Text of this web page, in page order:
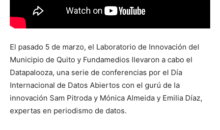
El pasado 5 de marzo, el Laboratorio de Innovación del
Municipio de Quito y Fundamedios llevaron a cabo el
Datapalooza, una serie de conferencias por el Día
Internacional de Datos Abiertos con el gurú de la
innovación Sam Pitroda y Mónica Almeida y Emilia Díaz,
expertas en periodismo de datos.